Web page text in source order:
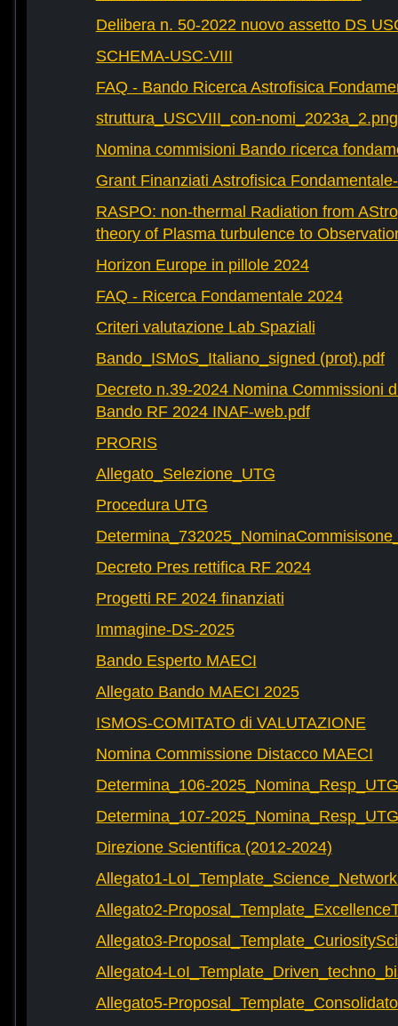
Delibera n. 50-2022 nuovo assetto DS
SCHEMA-USC-VIII
FAQ - Bando Ricerca Astrofisica
struttura_USCVIII_con-nomi_2023a_2.png
Nomina commisioni Bando ricerca
Grant Finanziati Astrofisica
RASPO: non-thermal Radiation from
theory of Plasma turbulence to
Horizon Europe in pillole 2024
FAQ - Ricerca Fondamentale 2024
Criteri valutazione Lab Spaziali
Bando_ISMoS_Italiano_signed (prot).pdf
Decreto n.39-2024 Nomina Commissioni
Bando RF 2024 INAF-web.pdf
PRORIS
Allegato_Selezione_UTG
Procedura UTG
Decreto Pres rettifica RF 2024
Progetti RF 2024 finanziati
Immagine-DS-2025
Bando Esperto MAECI
Allegato Bando MAECI 2025
ISMOS-COMITATO di VALUTAZIONE
Nomina Commissione Distacco MAECI
Determina_106-
Determina_107-
Direzione Scientifica (2012-2024)
Allegato1-
Allegato2-
Allegato3-
Allegato4-
Allegato5-